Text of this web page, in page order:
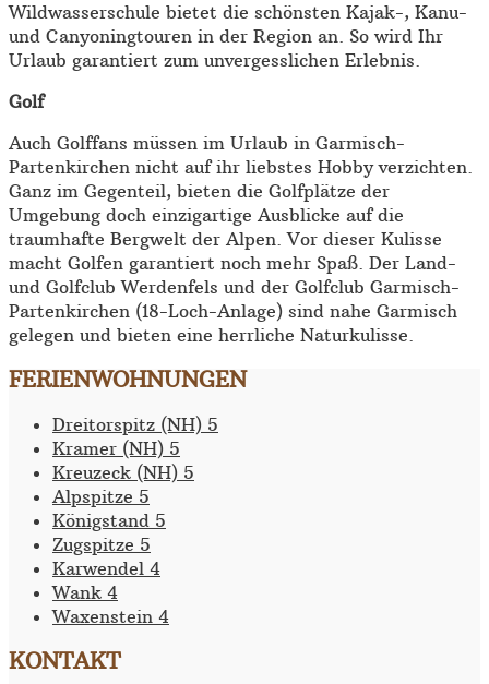
Wildwasserschule bietet die schönsten Kajak-, Kanu-
und Canyoningtouren in der Region an. So wird Ihr
Urlaub garantiert zum unvergesslichen Erlebnis.
Golf
Auch Golffans müssen im Urlaub in Garmisch-
Partenkirchen nicht auf ihr liebstes Hobby verzichten.
Ganz im Gegenteil, bieten die Golfplätze der
Umgebung doch einzigartige Ausblicke auf die
traumhafte Bergwelt der Alpen. Vor dieser Kulisse
macht Golfen garantiert noch mehr Spaß. Der Land-
und Golfclub Werdenfels und der Golfclub Garmisch-
Partenkirchen (18-Loch-Anlage) sind nahe Garmisch
gelegen und bieten eine herrliche Naturkulisse.
FERIENWOHNUNGEN
Dreitorspitz (NH) 5
Kramer (NH) 5
Kreuzeck (NH) 5
Alpspitze 5
Königstand 5
Zugspitze 5
Karwendel 4
Wank 4
Waxenstein 4
KONTAKT